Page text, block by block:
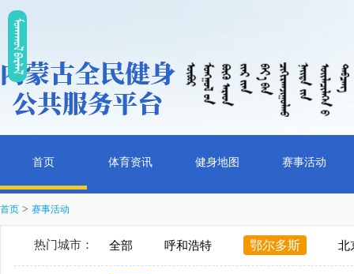
ᠮᠤᠡᠭᠭᠤᠯ ᠪᠠᠷᠯᠠᠯ
首页 体育资讯 健身地图 赛事活动
首页 > 赛事活动
热门城市： 全部 呼和浩特 鄂尔多斯 北